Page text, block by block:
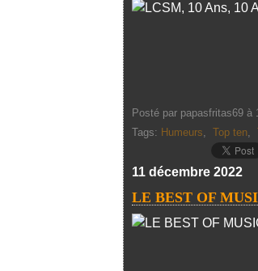
Posté par papasfritas69 à
Tags: Humeurs, Top ten,
11 décembre 2022
LE BEST OF